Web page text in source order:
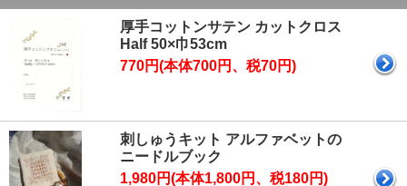
厚手コットンサテン カットクロス
Half 50×巾53cm
770円(本体700円、税70円)
刺しゅうキット アルファベットの
ニードルブック
1,980円(本体1,800円、税180円)